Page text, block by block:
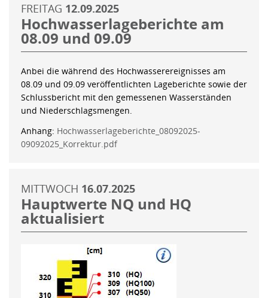
FREITAG 12.09.2025
Hochwasserlageberichte am
08.09 und 09.09
Anbei die während des Hochwasserereignisses am
08.09 und 09.09 veröffentlichten Lageberichte sowie der
Schlussbericht mit den gemessenen Wasserständen
und Niederschlagsmengen.
Anhang: Hochwasserlageberichte_08092025-
09092025_Korrektur.pdf
MITTWOCH 16.07.2025
Hauptwerte NQ und HQ
aktualisiert